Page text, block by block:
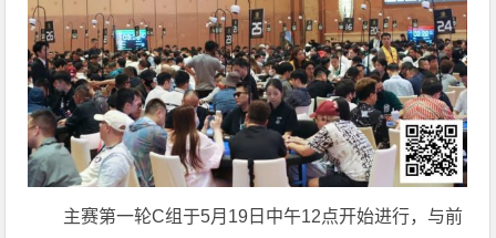
主赛第一轮C组于5月19日中午12点开始进行，与前